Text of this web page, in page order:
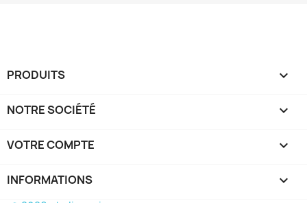
PRODUITS 
NOTRE SOCIÉTÉ 
VOTRE COMPTE 
INFORMATIONS keyboard_arrow_down